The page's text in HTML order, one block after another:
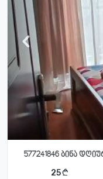
577241846 ბინა
25